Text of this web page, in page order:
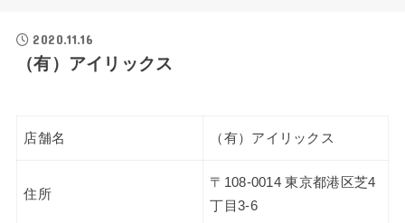
2020.11.16
（有）アイリックス
店舗名 （有）アイリックス
住所
〒108-0014 東京都港区芝4
丁目3-6